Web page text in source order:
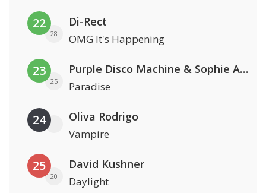
22
28
Di-Rect
OMG It's Happening
23
25
Purple Disco Machine & Sophie And The Giants
Paradise
24 Oliva Rodrigo
Vampire
25
20
David Kushner
Daylight